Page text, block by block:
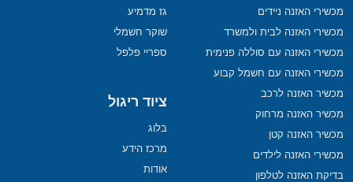
מכשירי האזנה ניידים
מכשירי האזנה לבית ולמשרד
מכשירי האזנה עם סוללה פנימית
מכשירי האזנה עם חשמל קבוע
מכשיר האזנה לרכב
מכשיר האזנה מרחוק
מכשיר האזנה קטן
מכשירי האזנה לילדים
בדיקת האזנה לטלפון
גז מדמיע
שוקר חשמלי
ספריי פלפל
ציוד ריגול
בלוג
מרכז הידע
אודות